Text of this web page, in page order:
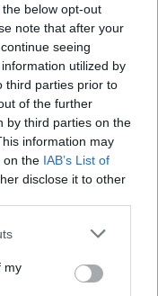
below opt-out
note that after your
seeing
utilized by
third parties prior to
of the further
by third parties on the
information may
on the IAB’s List of
disclose it to other
my
lemondta
választ a
indíts, s